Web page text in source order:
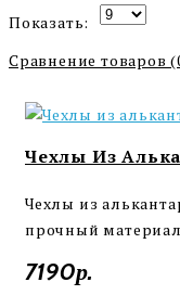
Показать:
Сравнение товаров
Чехлы Из
Чехлы из
прочный
7190р.